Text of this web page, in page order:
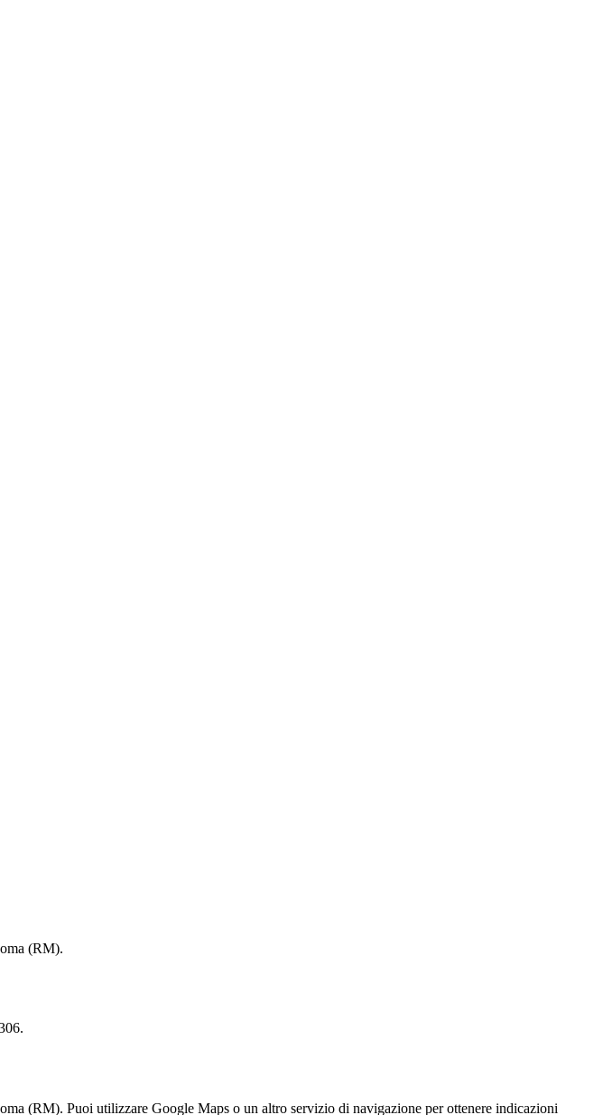
(RM).
Puoi utilizzare Google Maps o un altro servizio di navigazione per ottenere indicazioni